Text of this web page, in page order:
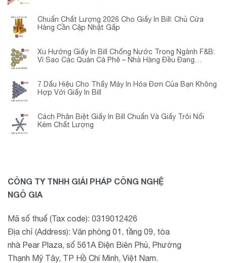
Chuẩn Chất Lượng 2026 Cho Giấy In Bill: Chủ Cửa
Hàng Cần Cập Nhật Gấp
Xu Hướng Giấy In Bill Chống Nước Trong Ngành F&B:
Vì Sao Các Quán Cà Phê – Nhà Hàng Đều Đang
7 Dấu Hiệu Cho Thấy Máy In Hóa Đơn Của Bạn Không
Hợp Với Giấy In Bill
Cách Phân Biệt Giấy In Bill Chuẩn Và Giấy Trôi Nổi
Kém Chất Lượng
CÔNG TY TNHH GIẢI PHÁP CÔNG NGHỆ
NGÔ GIA
Mã số thuế (Tax code): 0319012426
Địa chỉ (Address): Văn phòng 01, tầng 09, tòa
nhà Pear Plaza, số 561A Điện Biên Phủ, Phường
Thạnh Mỹ Tây, TP Hồ Chí Minh, Việt Nam.